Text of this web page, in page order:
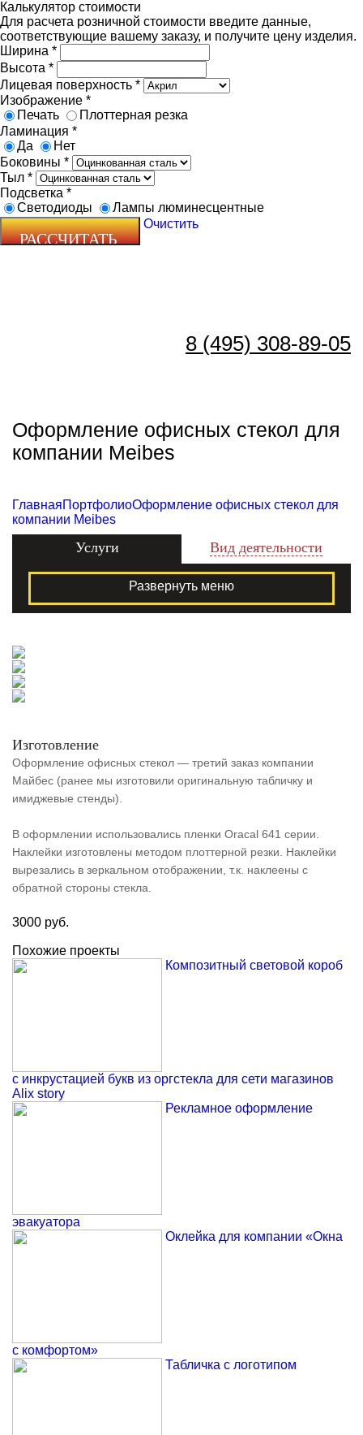
Калькулятор стоимости
Для расчета розничной стоимости введите данные,
соответствующие вашему заказу, и получите цену изделия.
Ширина *
Высота *
Лицевая поверхность *
Изображение *
Печать
Плоттерная резка
Ламинация *
Да
Нет
Боковины *
Тыл *
Подсветка *
Светодиоды
Лампы люминесцентные
Очистить
8 (495) 308-89-05
Оформление офисных стекол для
компании Meibes
ГлавнаяПортфолиоОформление офисных стекол для
компании Meibes
Услуги Вид деятельности
Развернуть меню
Изготовление
Оформление офисных стекол — третий заказ компании
Майбес (ранее мы изготовили оригинальную табличку и
имиджевые стенды).
В оформлении использовались пленки Oracal 641 серии.
Наклейки изготовлены методом плоттерной резки. Наклейки
вырезались в зеркальном отображении, т.к. наклеены с
обратной стороны стекла.
3000 руб.
Похожие проекты
Композитный световой короб
с инкрустацией букв из оргстекла для сети магазинов
Alix story
Рекламное оформление
эвакуатора
Оклейка для компании «Окна
с комфортом»
Табличка с логотипом